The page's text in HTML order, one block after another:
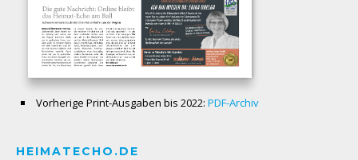
Vorherige Print-Ausgaben bis 2022: PDF-Archiv
HEIMATECHO.DE